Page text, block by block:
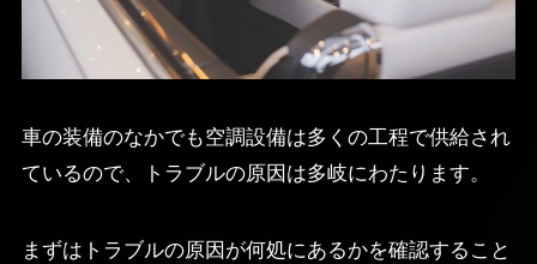
車の装備のなかでも空調設備は多くの工程で供給され
ているので、トラブルの原因は多岐にわたります。
まずはトラブルの原因が何処にあるかを確認すること